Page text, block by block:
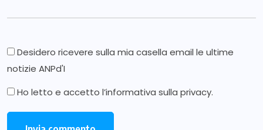
Desidero ricevere sulla mia casella email le ultime
notizie ANPd'I
Ho letto e accetto l’informativa sulla privacy.